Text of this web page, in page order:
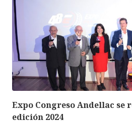
Expo Congreso Andellac se
edición 2024